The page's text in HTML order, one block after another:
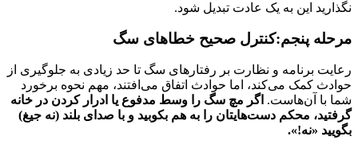
نگذارید این به یک عادت تبدیل شود.
مرحله پنجم:کنترل صحیح خطاهای سگ
رعایت برنامه و نظارت بر رفتارهای سگ تا حد زیادی به جلوگیری از
حوادث کمک می‌کند، اما حوادث اتفاق می‌افتند، مهم نحوه برخورد
شما با آن‌هاست. اگر مچ سگ را وسط مدفوع یا ادرار کردن در خانه
گرفتید، محکم دست‌هایتان را به هم بکوبید و با صدای بلند (نه جیغ)
بگویید «نه!».